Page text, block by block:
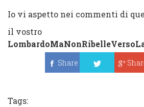
Io vi aspetto nei commenti di
il vostro
Share
Tags: